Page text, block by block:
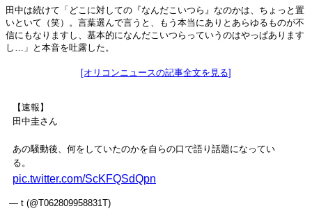
田中は続けて「どこに対しての『なんだこいつら』なのかは、ちょっと置
いといて（笑）。言葉選んで言うと、もう本当にありとあらゆるものが不
信にもなりますし、基本的になんだこいつらっていうのはやっぱあります
し…」と本音を吐露した。
[オリコンニュースの記事全文を見る]
【速報】
田中圭さん
あの騒動後、何をしていたのかを自らの口で語り話題になってい
る。
pic.twitter.com/ScKFQSdQpn
— t (@T062809958831T)